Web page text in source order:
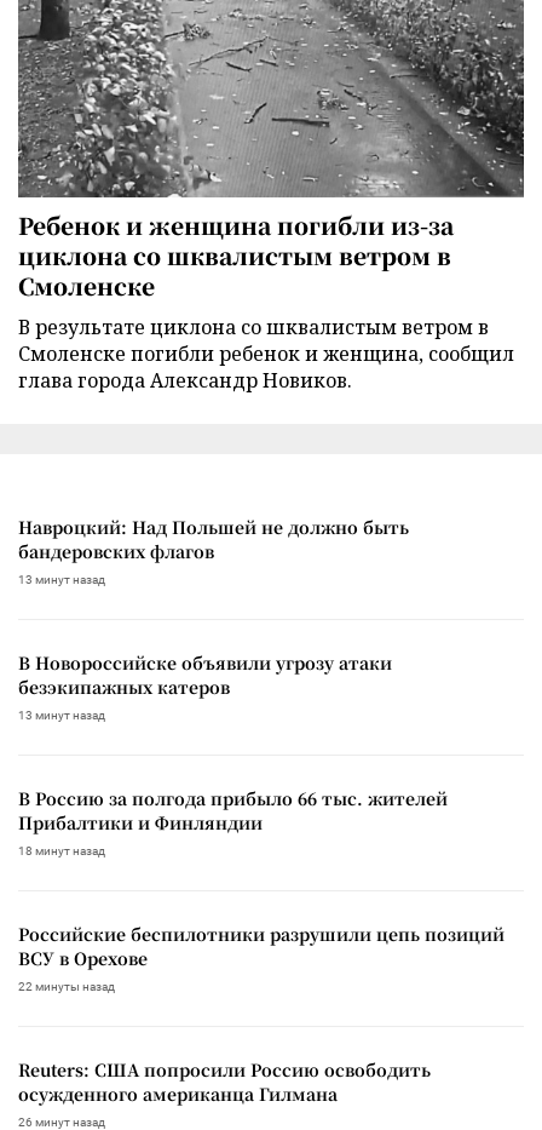
Ребенок и женщина погибли из-за
циклона со шквалистым ветром в
Смоленске
В результате циклона со шквалистым ветром в
Смоленске погибли ребенок и женщина, сообщил
глава города Александр Новиков.
Навроцкий: Над Польшей не должно быть
бандеровских флагов
13 минут назад
В Новороссийске объявили угрозу атаки
безэкипажных катеров
13 минут назад
В Россию за полгода прибыло 66 тыс. жителей
Прибалтики и Финляндии
18 минут назад
Российские беспилотники разрушили цепь позиций
ВСУ в Орехове
22 минуты назад
Reuters: США попросили Россию освободить
осужденного американца Гилмана
26 минут назад